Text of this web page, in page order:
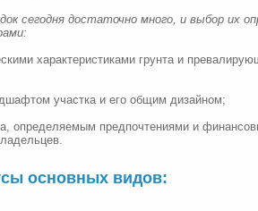
сегодня достаточно много, и выбор их
характеристиками грунта и
участка и его общим дизайном;
определяемым предпочтениями и
основных видов: